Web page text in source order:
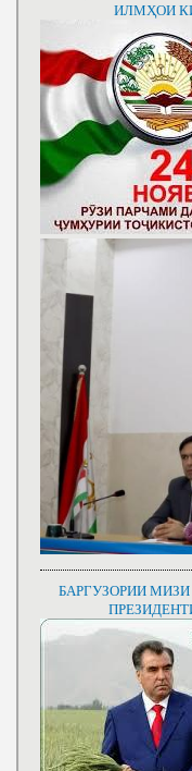
ИЛМҲОИ
БАРГУЗОРИИ